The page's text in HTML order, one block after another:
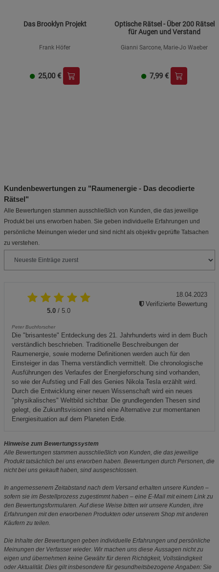
Das Brooklyn Projekt
Frank Höfer
25,00 €
Optische Rätsel - Über 200 Rätsel
für Augen und Verstand
Gianni Sarcone, Marie-Jo Waeber
7,99 €
Kundenbewertungen zu "Raumenergie - Das decodierte
Rätsel"
Alle Bewertungen stammen ausschließlich von Kunden, die das jeweilige
Produkt bei uns erworben haben. Sie geben individuelle Erfahrungen und
persönliche Meinungen wieder und sind nicht als objektiv geprüfte Tatsachen
zu verstehen.
5.0 / 5.0
Peter Buchforscher
Die "brisanteste" Entdeckung des 21. Jahrhunderts wird in dem Buch
verständlich beschrieben. Traditionelle Beschreibungen der
Raumenergie, sowie moderne Definitionen werden auch für den
Einsteiger in das Thema verständlich vermittelt. Die chronologische
Ausführungen des Verlaufes der Energieforschung sind vorhanden,
so wie der Aufstieg und Fall des Genies Nikola Tesla erzählt wird.
Durch die Entwicklung einer neuen Wissenschaft wird ein neues
"physikalisches" Weltbild sichtbar. Die grundlegenden Thesen sind
gelegt, die Zukunftsvisionen sind eine Alternative zur momentanen
Energiesituation auf dem Planeten Erde.
18.04.2023
Verifizierte Bewertung
Hinweise zum Bewertungssystem
Alle Bewertungen stammen ausschließlich von Kunden, die das jeweilige
Produkt tatsächlich bei uns erworben haben. Bewertungen durch Personen, die
nicht bei uns gekauft haben, sind ausgeschlossen.
In angemessenem Zeitabstand nach dem Versand erhalten unsere Kunden –
sofern sie im Bestellprozess zugestimmt haben – eine E-Mail mit einem Link zu
den Bewertungsformularen. Auf diese Weise bitten wir unsere Kunden, ihre
Erfahrungen mit den erworbenen Produkten oder unserem Shop mit anderen
Käufern zu teilen.
Die Inhalte der Bewertungen geben individuelle Erfahrungen und persönliche
Meinungen der Verfasser wieder. Wir machen uns diese Aussagen nicht zu
eigen und übernehmen keine Gewähr für deren Richtigkeit, Vollständigkeit
oder Aktualität. Dies gilt insbesondere für gesundheitsbezogene Angaben: Sie